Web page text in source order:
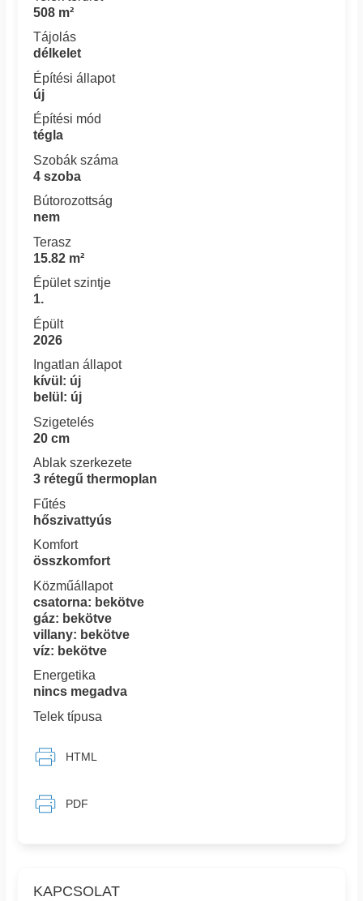
KAPCSOLAT
508 m²
Tájolás
délkelet
Építési állapot
új
Építési mód
tégla
Szobák száma
4 szoba
Bútorozottság
nem
Terasz
15.82 m²
Épület szintje
1.
Épült
2026
Ingatlan állapot
kívül: új
belül: új
Szigetelés
20 cm
Ablak szerkezete
3 rétegű thermoplan
Fűtés
hőszivattyús
Komfort
összkomfort
Közműállapot
csatorna: bekötve
gáz: bekötve
villany: bekötve
víz: bekötve
Energetika
nincs megadva
Telek típusa
HTML
PDF